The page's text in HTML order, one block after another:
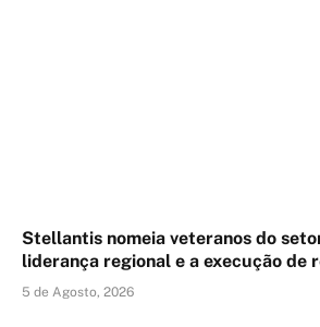
Stellantis nomeia veteranos do
liderança regional e a execução de
5 de Agosto, 2026